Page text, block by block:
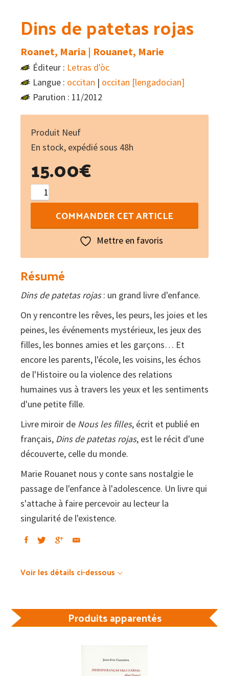
Dins de patetas rojas
Roanet, Maria | Rouanet, Marie
Éditeur : Letras d'òc
Langue : occitan | occitan [lengadocian]
Parution : 11/2012
Produit Neuf
En stock, expédié sous 48h
15.00€
quantité
de
COMMANDER CET ARTICLE
Mettre en favoris
Résumé
Dins de patetas rojas: un grand livre d'enfance.
On y rencontre les rêves, les peurs, les joies et les
peines, les événements mystérieux, les jeux des
filles, les bonnes amies et les garçons… Et
encore les parents, l'école, les voisins, les échos
de l'Histoire ou la violence des relations
humaines vus à travers les yeux et les sentiments
d'une petite fille.
Livre miroir de Nous les filles, écrit et publié en
français, Dins de patetas rojas, est le récit d'une
découverte, celle du monde.
Marie Rouanet nous y conte sans nostalgie le
passage de l'enfance à l'adolescence. Un livre qui
s'attache à faire percevoir au lecteur la
singularité de l'existence.
Voir les détails ci-dessous
Produits apparentés